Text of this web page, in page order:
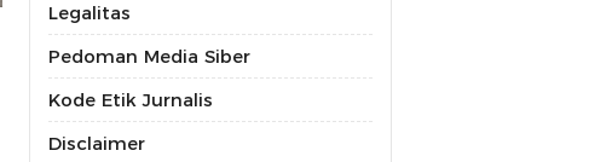
Legalitas
Pedoman Media Siber
Kode Etik Jurnalis
Disclaimer